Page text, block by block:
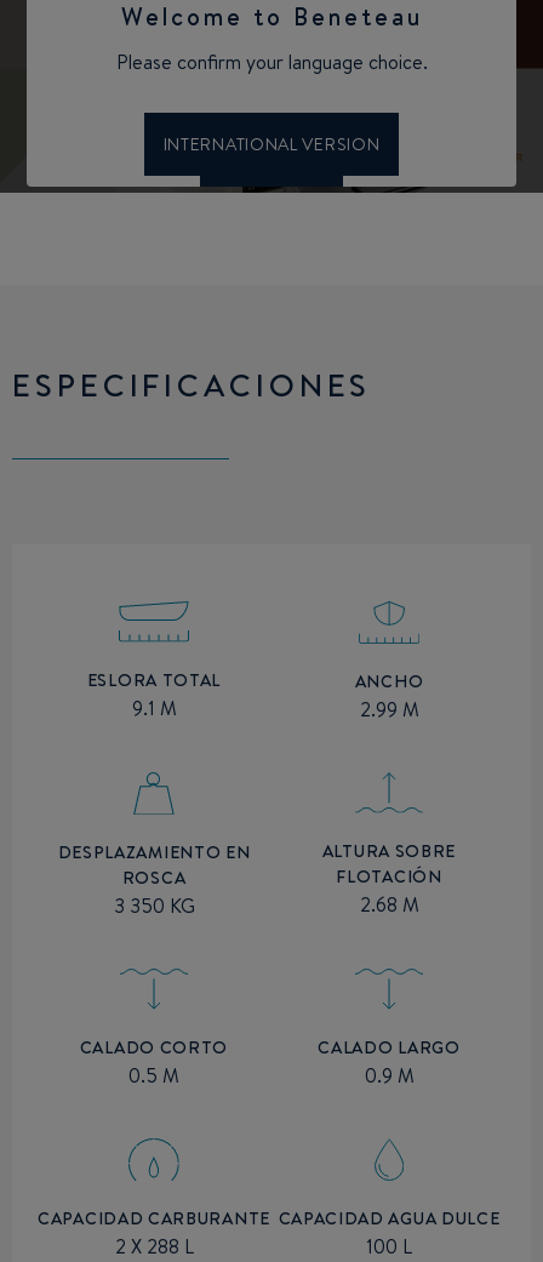
ESPECIFICACIONES
ESLORA TOTAL
9.1 M
ANCHO
2.99 M
DESPLAZAMIENTO EN
ROSCA
3 350 KG
ALTURA SOBRE
FLOTACIÓN
2.68 M
CALADO CORTO
0.5 M
CALADO LARGO
0.9 M
CAPACIDAD CARBURANTE
2 X 288 L
CAPACIDAD AGUA DULCE
100 L